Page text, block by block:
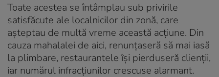
Toate acestea se întâmplau sub privirile
satisfăcute ale localnicilor din zonă, care
aşteptau de multă vreme această acţiune. Din
cauza mahalalei de aici, renunţaseră să mai iasă
la plimbare, restaurantele îşi pierduseră clienţii,
iar numărul infracţiunilor crescuse alarmant.